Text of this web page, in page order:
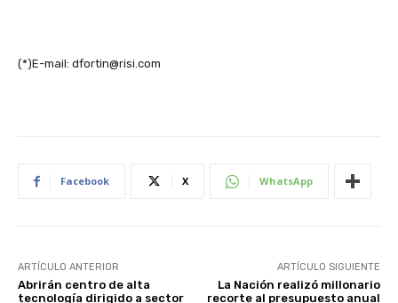
(*)E-mail: dfortin@risi.com
Facebook X WhatsApp
ARTÍCULO ANTERIOR
Abrirán centro de alta
tecnología dirigido a sector
ARTÍCULO SIGUIENTE
La Nación realizó millonario
recorte al presupuesto anual